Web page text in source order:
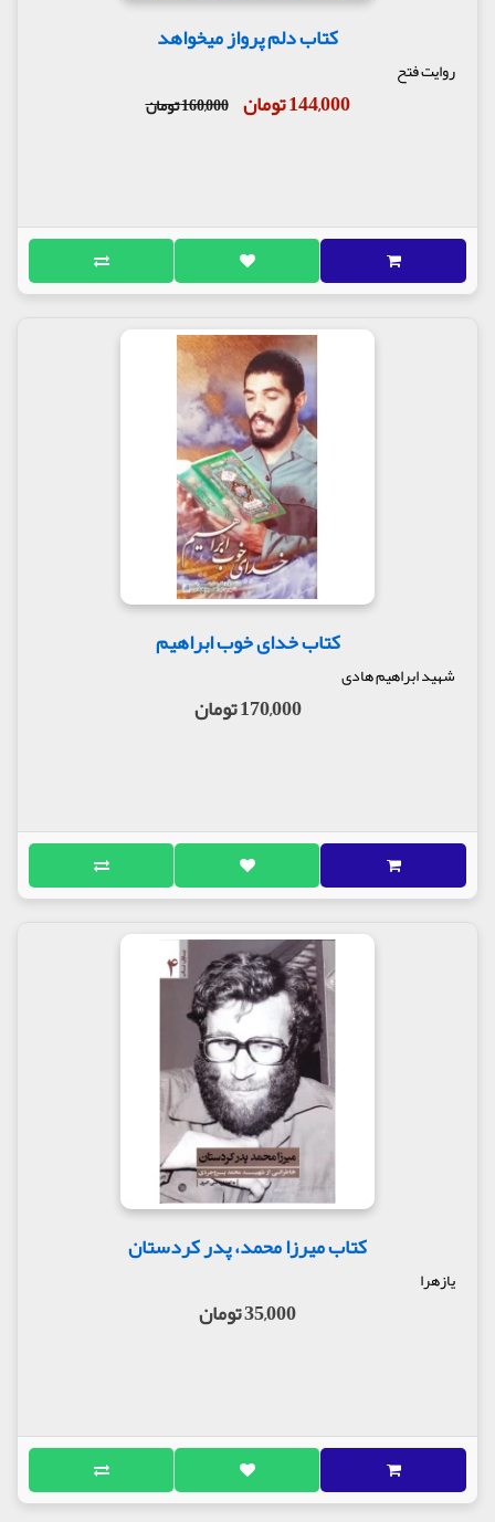
کتاب دلم پرواز میخواهد
روایت فتح
144,000 تومان 160,000 تومان
کتاب خدای خوب ابراهیم
شهید ابراهیم هادی
170,000 تومان
کتاب میرزا محمد، پدر کردستان
یازهرا
35,000 تومان